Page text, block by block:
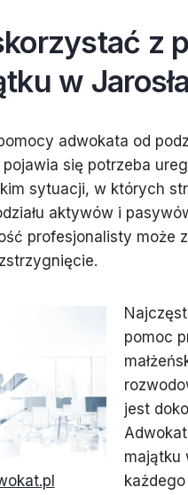
z
w
adwokata od
się potrzeba
sytuacji, w których
aktywów i
profesjonalisty może
pomoc
jest
majątku